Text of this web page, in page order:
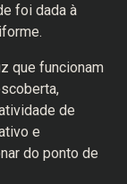
foi dada à
que funcionam
de
e
do ponto de